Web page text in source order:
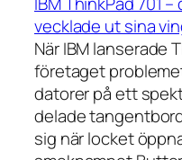
vecklade ut sina
När IBM lanserade
företaget
datorer på ett
delade
sig när locket